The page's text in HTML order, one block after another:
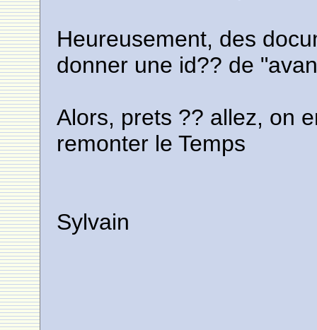
Heureusement, des
donner une id?? de
Alors, prets ?? allez, on
remonter le Temps
Sylvain